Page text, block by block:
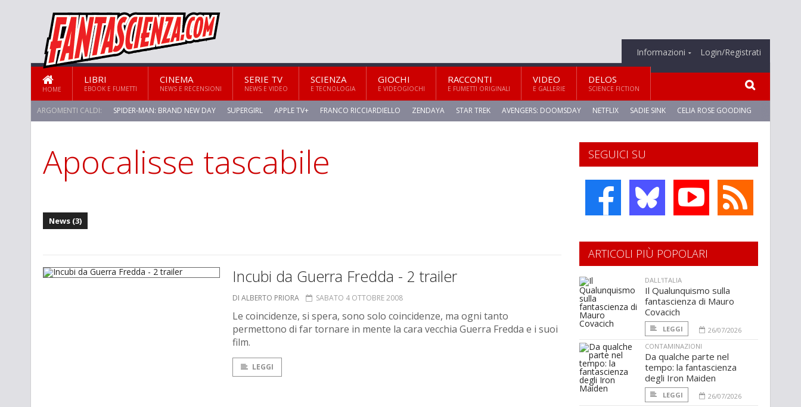
Informazioni Login/Registrati
HOME
LIBRI
EBOOK E FUMETTI
CINEMA
NEWS E RECENSIONI
SERIE TV
NEWS E VIDEO
SCIENZA
E TECNOLOGIA
GIOCHI
E VIDEOGIOCHI
RACCONTI
E FUMETTI ORIGINALI
VIDEO
E GALLERIE
DELOS
SCIENCE FICTION
ARGOMENTI CALDI: SPIDER-MAN: BRAND NEW DAY SUPERGIRL APPLE TV+ FRANCO RICCIARDIELLO ZENDAYA STAR TREK AVENGERS: DOOMSDAY NETFLIX SADIE SINK CELIA ROSE GOODING
Apocalisse tascabile
News (3)
Incubi da Guerra Fredda - 2 trailer
DI ALBERTO PRIORA SABATO 4 OTTOBRE 2008
Le coincidenze, si spera, sono solo coincidenze, ma ogni tanto
permettono di far tornare in mente la cara vecchia Guerra Fredda e i suoi
film.
LEGGI
SEGUICI SU
ARTICOLI PIÙ POPOLARI
DALL'ITALIA
Il Qualunquismo sulla
fantascienza di Mauro
Covacich
LEGGI
26/07/2026
CONTAMINAZIONI
Da qualche parte nel
tempo: la fantascienza
degli Iron Maiden
LEGGI
26/07/2026